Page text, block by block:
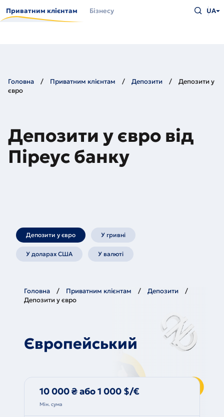
до
основного
Приватним клієнтам Бізнесу
що
UA
Головна Приватним клієнтам Депозити
Депозити у
євро
Депозити у євро від
Піреус банку
Депозити у євро У гривні
У доларах США У валюті
Головна Приватним клієнтам
Депозити
Депозити у євро
Європейський
10 000 ₴ або 1 000 $/€
Мін. сума